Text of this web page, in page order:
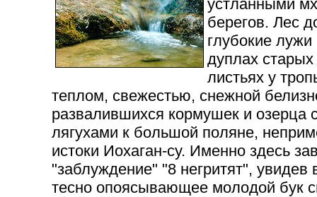
устланными
берегов. Лес
глубокие
дуплах
листьях у
теплом, свежестью, снежной
развалившихся кормушек и озерца
лягухами к большой поляне,
истоки Иохаган-су. Именно здесь
"заблуждение" "8 негритят", увидев
тесно опоясывающее молодой бук